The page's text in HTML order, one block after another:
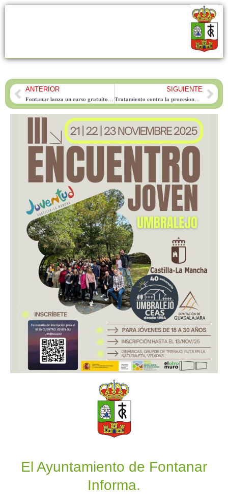
PrevANTERIOR SIGUIENTE
𝐓𝐫𝐚𝐭𝐚𝐦𝐢𝐞𝐧𝐭𝐨 𝐜𝐨𝐧𝐭𝐫𝐚 𝐥𝐚 𝐩𝐫𝐨𝐜𝐞𝐬𝐢𝐨𝐧𝐚𝐫𝐢𝐚 𝐞𝐧 𝐥𝐨𝐬 𝐩𝐚𝐫𝐪𝐮𝐞𝐬 𝐲 𝐣𝐚𝐫𝐝𝐢𝐧𝐞𝐬 𝐝𝐞 𝐅𝐨𝐧𝐭𝐚𝐧𝐚𝐫
El Ayuntamiento de Fontanar
Informa.